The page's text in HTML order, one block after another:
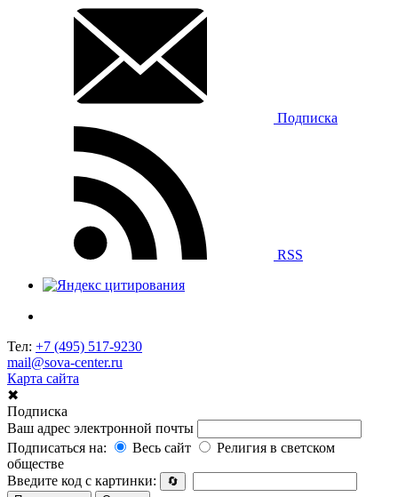
Подписка
RSS
Тел: +7 (495) 517-9230
mail@sova-center.ru
Карта сайта
✖
Подписка
Ваш адрес электронной почты
Подписаться на:
Весь сайт
Религия в светском
обществе
Введите код с картинки:
🔄